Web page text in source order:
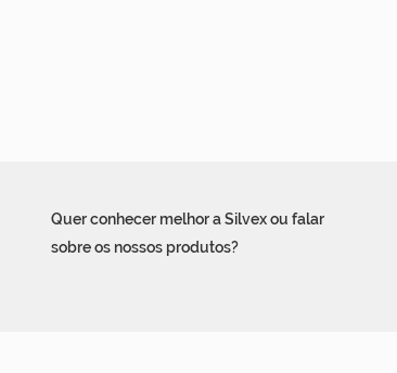
Quer conhecer melhor a Silvex ou falar
sobre os nossos produtos?